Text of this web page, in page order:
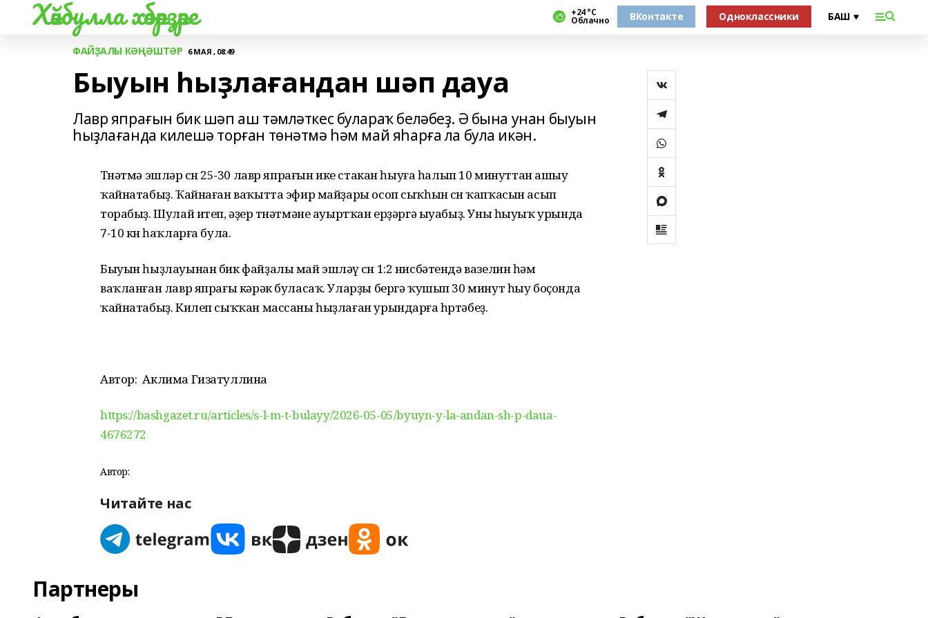
Хәйбулла хәбәрҙәре +24 °С
Облачно ВКонтакте Одноклассники
ФАЙҘАЛЫ КӘҢӘШТӘР 6 МАЯ , 08:49
Быуын һыҙлағандан шәп дауа
Лавр япрағын бик шәп аш тәмләткес булараҡ беләбеҙ. Ә бына унан быуын
һыҙлағанда килешә торған төнәтмә һәм май яһарға ла була икән.
Төнәтмә эшләр өсөн 25-30 лавр япрағын ике стакан һыуға һалып 10 минуттан ашыу
ҡайнатабыҙ. Ҡайнаған ваҡытта эфир майҙары осоп сыҡһын өсөн ҡапҡасын асып
торабыҙ. Шулай итеп, әҙер төнәтмәне ауыртҡан ерҙәргә ыуабыҙ. Уны һыуыҡ урында
7-10 көн һаҡларға була.
Быуын һыҙлауынан бик файҙалы май эшләү өсөн 1:2 нисбәтендә вазелин һәм
ваҡланған лавр япрағы кәрәк буласаҡ. Уларҙы бергә ҡушып 30 минут һыу боҫонда
ҡайнатабыҙ. Килеп сыҡҡан массаны һыҙлаған урындарға һөртәбеҙ.
Автор: Аклима Гизатуллина
https://bashgazet.ru/articles/s-l-m-t-bulayy/2026-05-05/byuyn-y-la-andan-sh-p-daua-
4676272
Автор:
Читайте нас
Партнеры